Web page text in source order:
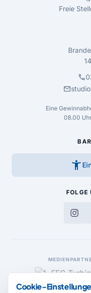
Freie
call
mail
Eine
08.00
accessibility_new
FOLGE
Cookie-